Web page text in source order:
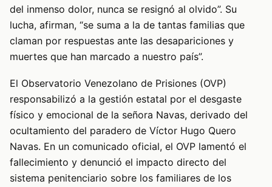
del inmenso dolor, nunca se resignó al olvido”. Su
lucha, afirman, “se suma a la de tantas familias que
claman por respuestas ante las desapariciones y
muertes que han marcado a nuestro país”.
El Observatorio Venezolano de Prisiones (OVP)
responsabilizó a la gestión estatal por el desgaste
físico y emocional de la señora Navas, derivado del
ocultamiento del paradero de Víctor Hugo Quero
Navas. En un comunicado oficial, el OVP lamentó el
fallecimiento y denunció el impacto directo del
sistema penitenciario sobre los familiares de los